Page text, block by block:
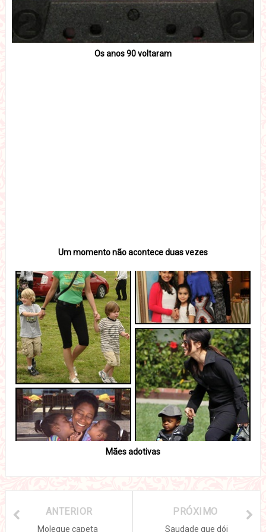
Os anos 90 voltaram
Um momento não acontece duas vezes
Mães adotivas
PRÓXIMO
Saudade que dói
ANTERIOR
Moleque capeta